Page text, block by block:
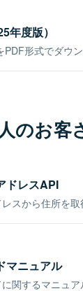
年度版）
形式でダウン
のお客
ドレスAPI
スから住所を取
マニュアル
関するマニュア